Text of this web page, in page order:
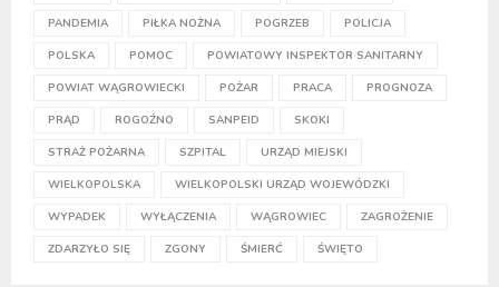
PANDEMIA PIŁKA NOŻNA POGRZEB POLICJA
POLSKA POMOC POWIATOWY INSPEKTOR SANITARNY
POWIAT WĄGROWIECKI POŻAR PRACA PROGNOZA
PRĄD ROGOŹNO SANPEID SKOKI
STRAŻ POŻARNA SZPITAL URZĄD MIEJSKI
WIELKOPOLSKA WIELKOPOLSKI URZĄD WOJEWÓDZKI
WYPADEK WYŁĄCZENIA WĄGROWIEC ZAGROŻENIE
ZDARZYŁO SIĘ ZGONY ŚMIERĆ ŚWIĘTO